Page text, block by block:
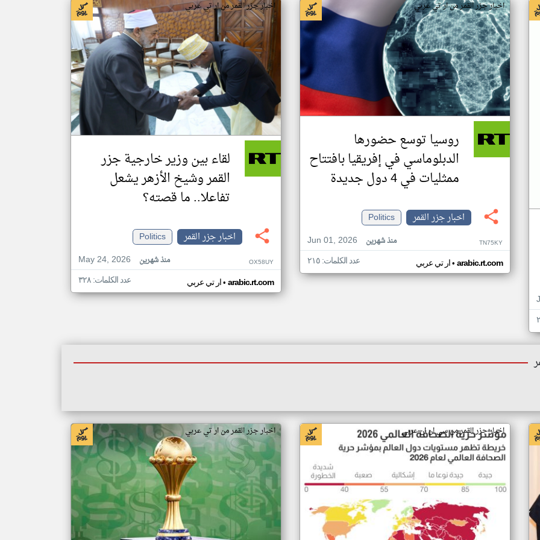
اخبار جزر القمر من ار تي عربي
روسيا توسع حضورها
الدبلوماسي في إفريقيا بافتتاح
ممثليات في 4 دول جديدة
اخبار جزر القمر
Politics
Jun 01, 2026
منذ شهرين TN75KY
ار تي عربي• arabic.rt.com عدد الكلمات: ٢١٥
اخبار جزر القمر من ار تي عربي
لقاء بين وزير خارجية جزر
القمر وشيخ الأزهر يشعل
تفاعلا.. ما قصته؟
اخبار جزر القمر
Politics
May 24, 2026
منذ شهرين OX58UY
ار تي عربي• arabic.rt.com عدد الكلمات: ٣٢٨
اخبار جزر القمر من سي ان ان عربي اخبار جزر القمر من ار تي عربي